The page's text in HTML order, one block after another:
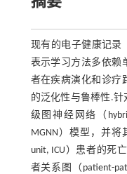
现有的电子健康记录
表示学习方法多依赖
者在疾病演化和诊疗
的泛化性与鲁棒性.
级图神经网络（
MGNN）模型，并将
unit, ICU）患者的死
者关系图（patient-